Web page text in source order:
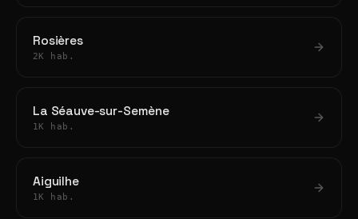
Rosières
2K hab.
La Séauve-sur-Semène
1K hab.
Aiguilhe
1K hab.